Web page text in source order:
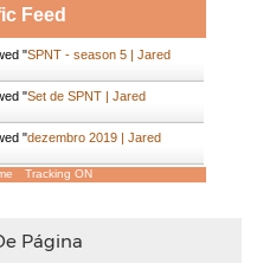
Feed
"SPNT - season 5 | Jared
"Set de SPNT | Jared
"dezembro 2019 | Jared
Tracking ON
Página